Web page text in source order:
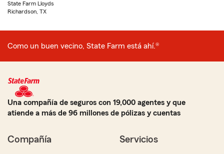
State Farm Lloyds
Richardson, TX
Como un buen vecino, State Farm está ahí.®
Una compañía de seguros con 19,000 agentes y que
atiende a más de 96 millones de pólizas y cuentas
Compañía Servicios